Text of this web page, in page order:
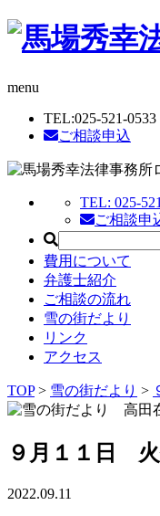
menu
TEL:025-521-0533
ご相談申込
TEL: 025-
ご相談申
費用について
弁護士紹介
ご相談の流れ
雪の街だより
リンク
アクセス
TOP> 雪の街だより >
９月１１日
2022.09.11